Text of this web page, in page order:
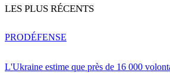
LES PLUS RÉCENTS
L'Ukraine estime que près de 16 000
PRODÉFENSE